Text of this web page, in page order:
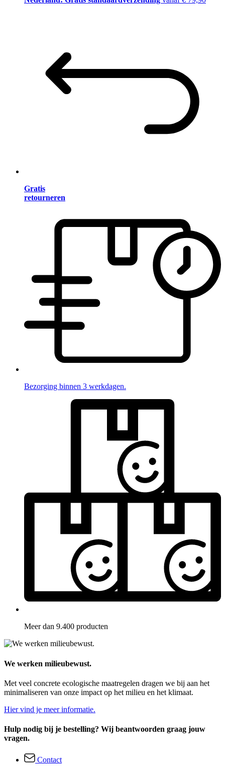
Gratis
retourneren
Bezorging binnen 3 werkdagen.
Meer dan 9.400 producten
We werken milieubewust.
Met veel concrete ecologische maatregelen dragen we bij aan het
minimaliseren van onze impact op het milieu en het klimaat.
Hier vind je meer informatie.
Hulp nodig bij je bestelling? Wij beantwoorden graag jouw
vragen.
Contact